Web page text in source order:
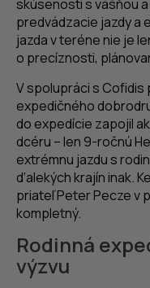
skúsenosti s vášňou
predvádzacie jazdy a
jazda v teréne nie je
o precíznosti,
V spolupráci s Cofidis
expedičného
do expedície zapojil
dcéru – len 9-ročnú
extrémnu jazdu s
ďalekých krajín inak.
priateľ Peter Pecze v
kompletný.
Rodinná
výzvu